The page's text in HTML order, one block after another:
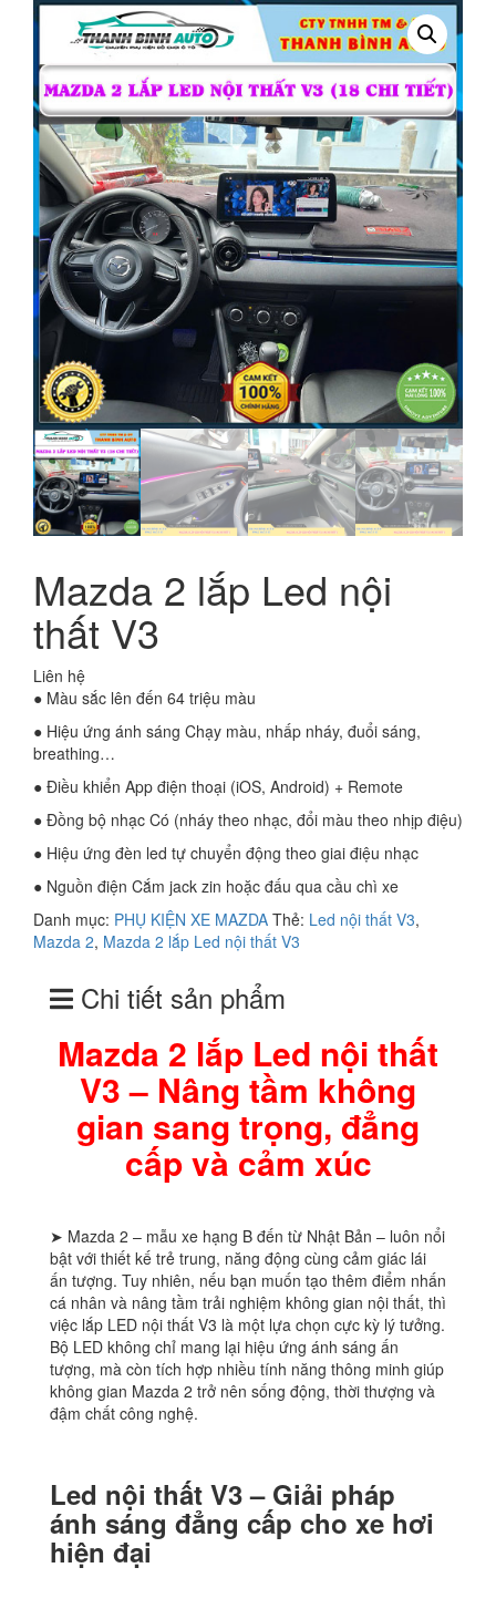
Mazda 2 lắp Led nội
thất V3
Liên hệ
● Màu sắc lên đến 64 triệu màu
● Hiệu ứng ánh sáng Chạy màu, nhấp nháy, đuổi sáng,
breathing…
● Điều khiển App điện thoại (iOS, Android) + Remote
● Đồng bộ nhạc Có (nháy theo nhạc, đổi màu theo nhịp điệu)
● Hiệu ứng đèn led tự chuyển động theo giai điệu nhạc
● Nguồn điện Cắm jack zin hoặc đấu qua cầu chì xe
Danh mục: PHỤ KIỆN XE MAZDA Thẻ: Led nội thất V3,
Mazda 2, Mazda 2 lắp Led nội thất V3
Chi tiết sản phẩm
Mazda 2 lắp Led nội thất
V3 – Nâng tầm không
gian sang trọng, đẳng
cấp và cảm xúc
➤ Mazda 2 – mẫu xe hạng B đến từ Nhật Bản – luôn nổi
bật với thiết kế trẻ trung, năng động cùng cảm giác lái
ấn tượng. Tuy nhiên, nếu bạn muốn tạo thêm điểm nhấn
cá nhân và nâng tầm trải nghiệm không gian nội thất, thì
việc lắp LED nội thất V3 là một lựa chọn cực kỳ lý tưởng.
Bộ LED không chỉ mang lại hiệu ứng ánh sáng ấn
tượng, mà còn tích hợp nhiều tính năng thông minh giúp
không gian Mazda 2 trở nên sống động, thời thượng và
đậm chất công nghệ.
Led nội thất V3 – Giải pháp
ánh sáng đẳng cấp cho xe hơi
hiện đại